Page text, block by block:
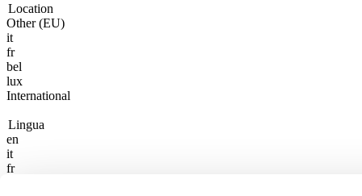
Location
Other (EU)
it
fr
bel
lux
International
Lingua
en
it
fr